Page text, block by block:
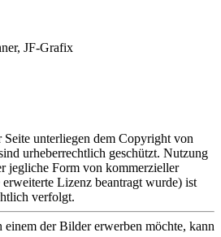
JF-Grafix
unterliegen dem Copyright von
urheberrechtlich geschützt. Nutzung
jegliche Form von kommerzieller
Lizenz beantragt wurde) ist
verfolgt.
einem der Bilder erwerben möchte, kann